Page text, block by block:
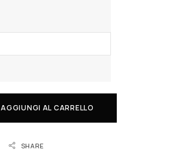
AGGIUNGI AL CARRELLO
SHARE